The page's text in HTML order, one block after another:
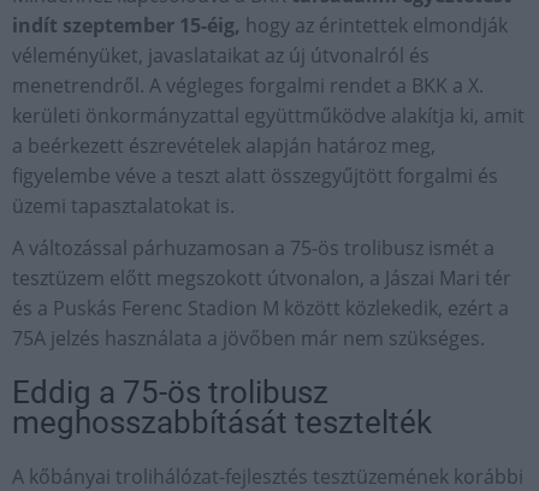
indít szeptember 15-éig, hogy az érintettek elmondják
véleményüket, javaslataikat az új útvonalról és
menetrendről. A végleges forgalmi rendet a BKK a X.
kerületi önkormányzattal együttműködve alakítja ki, amit
a beérkezett észrevételek alapján határoz meg,
figyelembe véve a teszt alatt összegyűjtött forgalmi és
üzemi tapasztalatokat is.
A változással párhuzamosan a 75-ös trolibusz ismét a
tesztüzem előtt megszokott útvonalon, a Jászai Mari tér
és a Puskás Ferenc Stadion M között közlekedik, ezért a
75A jelzés használata a jövőben már nem szükséges.
Eddig a 75-ös trolibusz
meghosszabbítását tesztelték
A kőbányai trolihálózat-fejlesztés tesztüzemének korábbi